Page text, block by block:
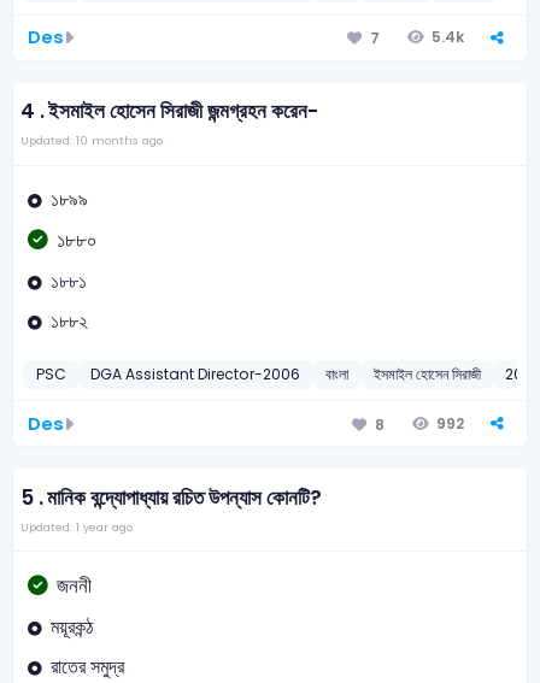
Des 7 5.4k
4 .ইসমাইল হোসেন সিরাজী জন্মগ্রহন করেন-
Updated: 10 months ago
১৮৯৯
১৮৮০
১৮৮১
১৮৮২
PSC DGA Assistant Director-2006 বাংলা ইসমাইল হোসেন সিরাজী
Des 8 992
5 .মানিক বন্দ্যোপাধ্যায় রচিত উপন্যাস কোনটি?
Updated: 1 year ago
জননী
ময়ূরকন্ঠ
রাতের সমুদ্র